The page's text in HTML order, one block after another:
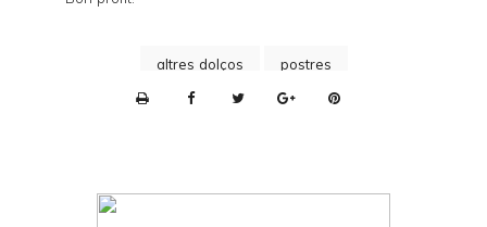
altres dolços
postres
n